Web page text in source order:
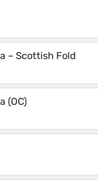
– Scottish Fold
(OC)